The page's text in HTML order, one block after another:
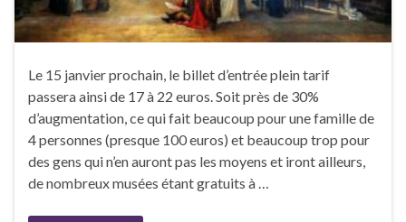
Le 15 janvier prochain, le billet d’entrée plein tarif
passera ainsi de 17 à 22 euros. Soit près de 30%
d’augmentation, ce qui fait beaucoup pour une famille de
4 personnes (presque 100 euros) et beaucoup trop pour
des gens qui n’en auront pas les moyens et iront ailleurs,
de nombreux musées étant gratuits à …